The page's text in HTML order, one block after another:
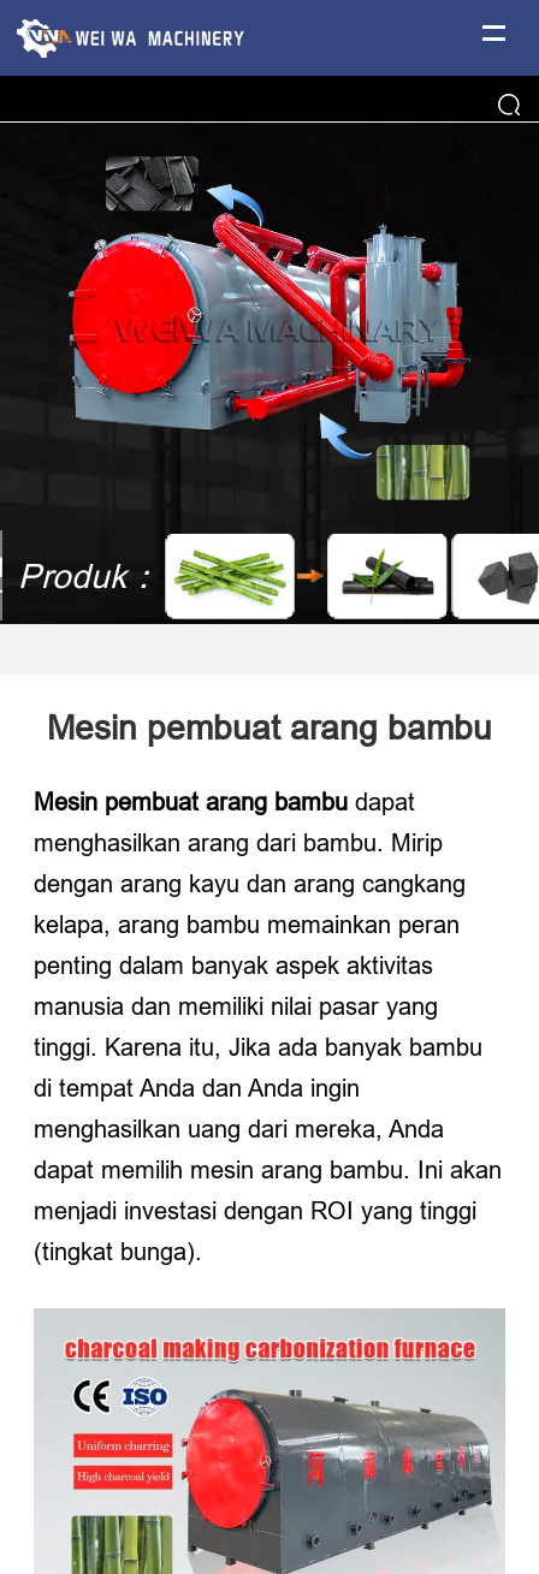
Produk：
Mesin pembuat arang bambu
Mesin pembuat arang bambu dapat
menghasilkan arang dari bambu. Mirip
dengan arang kayu dan arang cangkang
kelapa, arang bambu memainkan peran
penting dalam banyak aspek aktivitas
manusia dan memiliki nilai pasar yang
tinggi. Karena itu, Jika ada banyak bambu
di tempat Anda dan Anda ingin
menghasilkan uang dari mereka, Anda
dapat memilih mesin arang bambu. Ini akan
menjadi investasi dengan ROI yang tinggi
(tingkat bunga).